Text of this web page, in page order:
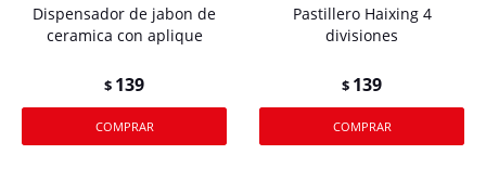
Dispensador de jabon de
ceramica con aplique
$ 139
Pastillero Haixing 4
divisiones
$ 139